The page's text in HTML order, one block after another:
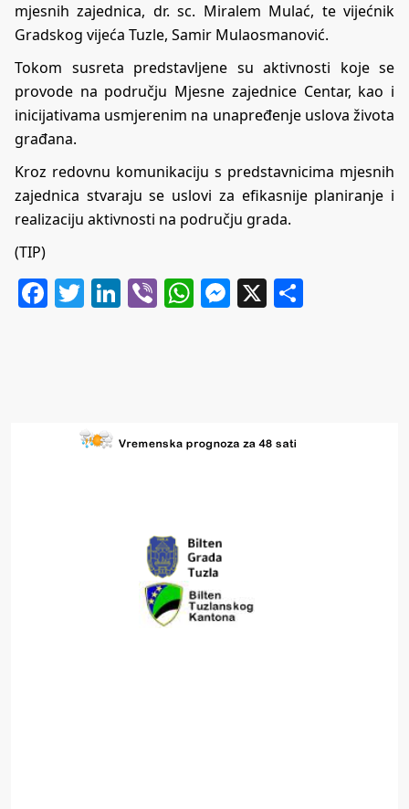
mjesnih zajednica, dr. sc. Miralem Mulać, te vijećnik
Gradskog vijeća Tuzle, Samir Mulaosmanović.
Tokom susreta predstavljene su aktivnosti koje se
provode na području Mjesne zajednice Centar, kao i
inicijativama usmjerenim na unapređenje uslova života
građana.
Kroz redovnu komunikaciju s predstavnicima mjesnih
zajednica stvaraju se uslovi za efikasnije planiranje i
realizaciju aktivnosti na području grada.
(TIP)
Facebook
Twitter
LinkedIn
ViberWhatsApp
Messenger
X